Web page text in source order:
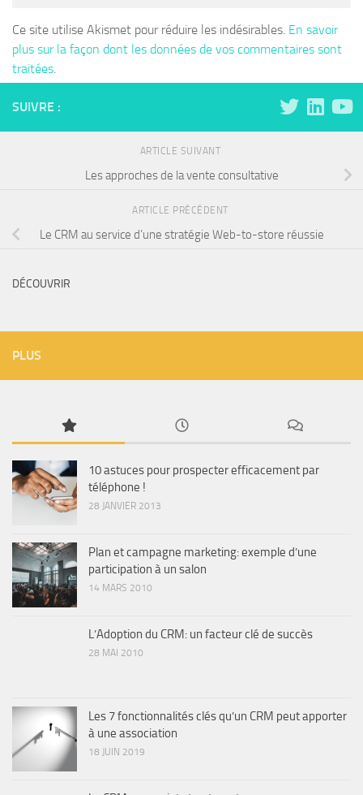
Ce site utilise Akismet pour réduire les indésirables. En savoir
plus sur la façon dont les données de vos commentaires sont
traitées.
SUIVRE :
ARTICLE SUIVANT
Les approches de la vente consultative
ARTICLE PRÉCÉDENT
Le CRM au service d’une stratégie Web-to-store réussie
DÉCOUVRIR
PLUS
10 astuces pour prospecter efficacement par
téléphone !
28 JANVIER 2013
Plan et campagne marketing: exemple d’une
participation à un salon
14 MARS 2010
L’Adoption du CRM: un facteur clé de succès
28 MAI 2010
Les 7 fonctionnalités clés qu’un CRM peut apporter
à une association
18 JUIN 2019